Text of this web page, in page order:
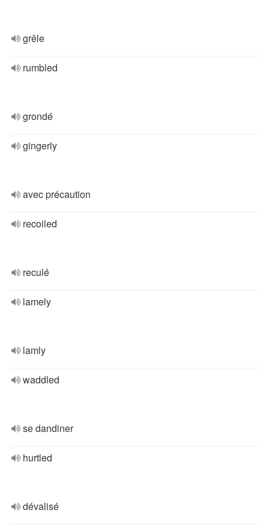
grêle
rumbled
grondé
gingerly
avec précaution
recoiled
reculé
lamely
lamly
waddled
se dandiner
hurtled
dévalisé